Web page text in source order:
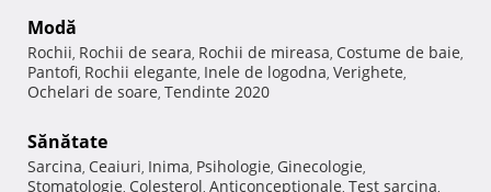
Modă
Rochii, Rochii de seara, Rochii de mireasa, Costume de baie,
Pantofi, Rochii elegante, Inele de logodna, Verighete,
Ochelari de soare, Tendinte 2020
Sănătate
Sarcina, Ceaiuri, Inima, Psihologie, Ginecologie,
Stomatologie, Colesterol, Anticonceptionale, Test sarcina,